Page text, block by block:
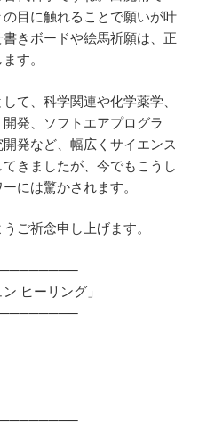
目に触れることで願いが叶
きボードや絵馬祈願は、正
す。
て、科学関連や化学薬学、
発、ソフトエアプログラ
発など、幅広くサイエンス
きましたが、今でもこうし
には驚かされます。
ご祈念申し上げます。
ヒーリング」